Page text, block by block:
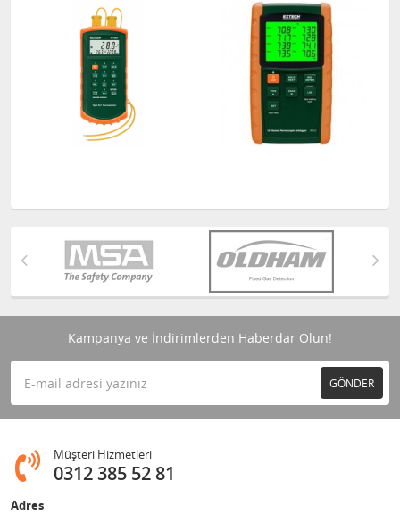
Kampanya ve İndirimlerden Haberdar Olun!
GÖNDER
Müşteri Hizmetleri
0312 385 52 81
Adres